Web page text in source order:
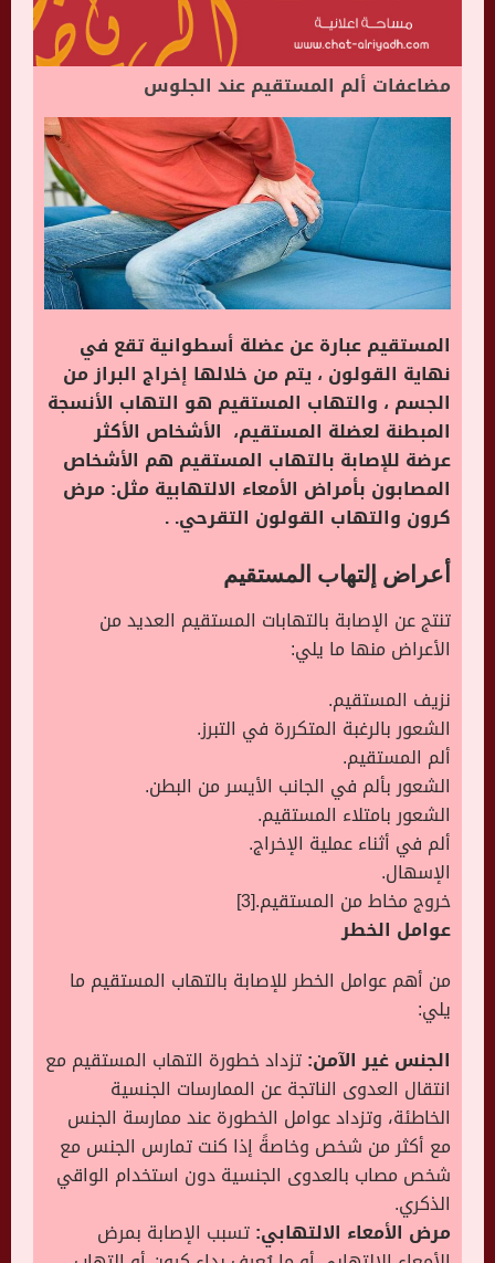
مضاعفات ألم المستقيم عند الجلوس
المستقيم عبارة عن عضلة أسطوانية تقع في
نهاية القولون ، يتم من خلالها إخراج البراز من
الجسم ، والتهاب المستقيم هو التهاب الأنسجة
المبطنة لعضلة المستقيم، الأشخاص الأكثر
عرضة للإصابة بالتهاب المستقيم هم الأشخاص
المصابون بأمراض الأمعاء الالتهابية مثل: مرض
كرون والتهاب القولون التقرحي. .
أعراض إلتهاب المستقيم
تنتج عن الإصابة بالتهابات المستقيم العديد من
الأعراض منها ما يلي:
نزيف المستقيم.
الشعور بالرغبة المتكررة في التبرز.
ألم المستقيم.
الشعور بألم في الجانب الأيسر من البطن.
الشعور بامتلاء المستقيم.
ألم في أثناء عملية الإخراج.
الإسهال.
خروج مخاط من المستقيم.[3]
عوامل الخطر
من أهم عوامل الخطر للإصابة بالتهاب المستقيم ما
يلي:
الجنس غير الآمن:تزداد خطورة التهاب المستقيم مع
انتقال العدوى الناتجة عن الممارسات الجنسية
الخاطئة، وتزداد عوامل الخطورة عند ممارسة الجنس
مع أكثر من شخص وخاصةً إذا كنت تمارس الجنس مع
شخص مصاب بالعدوى الجنسية دون استخدام الواقي
الذكري.
مرض الأمعاء الالتهابي:تسبب الإصابة بمرض